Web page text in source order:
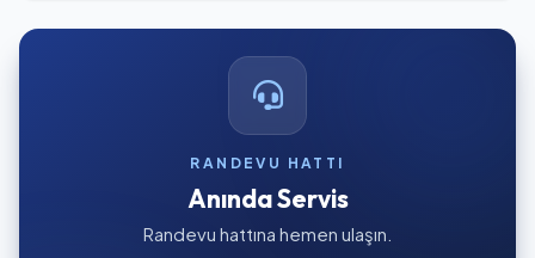
RANDEVU HATTI
Anında Servis
Randevu hattına hemen ulaşın.